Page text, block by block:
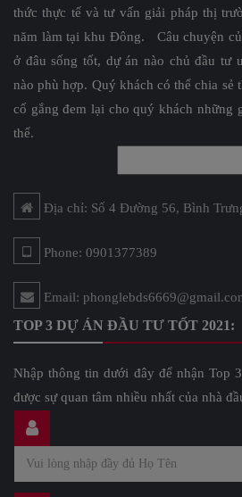
thức thực tế và tư vấn giải pháp thị
năm làm tại khu Đông. Câu chuyện
ở đâu sống tốt, dự án nào chủ đầu tư
nào phù hợp. Quý khách có thể chia sẻ
cố gắng đem lại cho quý khách những
thể.
Địa chỉ: Số 4 Đường 56, Bình
Phone: 0901377389
Email:
TOP 3 DỰ ÁN ĐẦU TƯ TỐT 2021:
Nhập thông tin dưới đây để nhận Top
được sự quan tâm nhiều nhất của nhà